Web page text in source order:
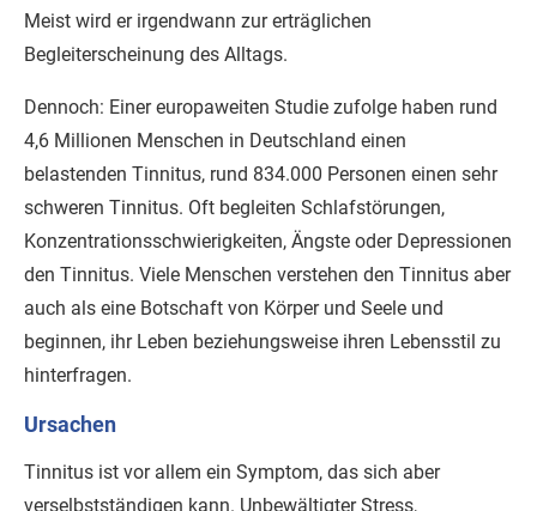
Meist wird er irgendwann zur erträglichen
Begleiterscheinung des Alltags.
Dennoch: Einer europaweiten Studie zufolge haben rund
4,6 Millionen Menschen in Deutschland einen
belastenden Tinnitus, rund 834.000 Personen einen sehr
schweren Tinnitus. Oft begleiten Schlafstörungen,
Konzentrationsschwierigkeiten, Ängste oder Depressionen
den Tinnitus. Viele Menschen verstehen den Tinnitus aber
auch als eine Botschaft von Körper und Seele und
beginnen, ihr Leben beziehungsweise ihren Lebensstil zu
hinterfragen.
Ursachen
Tinnitus ist vor allem ein Symptom, das sich aber
verselbstständigen kann. Unbewältigter Stress,